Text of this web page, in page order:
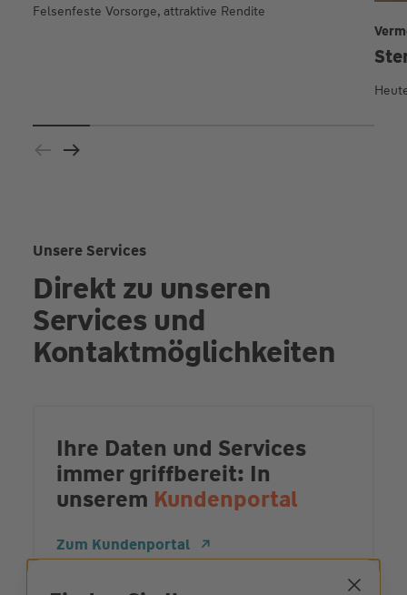
Felsenfeste Vorsorge, attraktive Rendite
Unsere Services
Direkt zu unseren
Services und
Kontaktmöglichkeiten
Ihre Daten und Services
immer griffbereit: In
unserem Kundenportal
Zum Kundenportal